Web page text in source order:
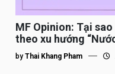
MF Opinion: Tại
theo xu hướng
by Thai Khang Pham